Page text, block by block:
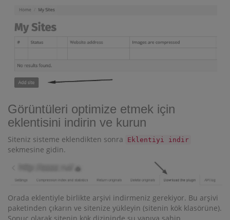
Görüntüleri optimize etmek için
eklentisini indirin ve kurun
Siteniz sisteme eklendikten sonra Eklentiyi indir
sekmesine gidin.
Orada eklentiyle birlikte arşivi indirmeniz gerekiyor. Bu arşivi
paketinden çıkarın ve sitenize yükleyin (sitenin kök klasörüne).